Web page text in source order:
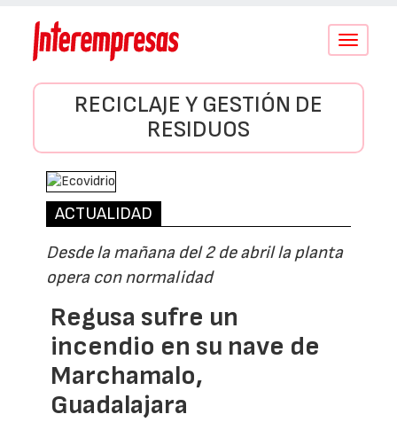
Conmutar
RECICLAJE Y GESTIÓN DE
RESIDUOS
ACTUALIDAD
Desde la mañana del 2 de abril la planta
opera con normalidad
Regusa sufre un
incendio en su nave de
Marchamalo,
Guadalajara